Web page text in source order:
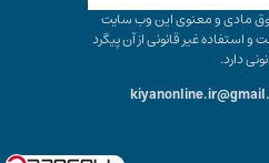
و معنوی این وب سایت
و استفاده غیر قانونی از آن پیگرد
دارد.